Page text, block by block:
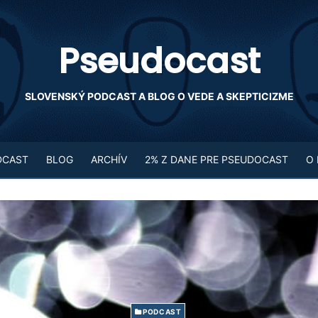
Pseudocast
SLOVENSKÝ PODCAST A BLOG O VEDE A SKEPTICIZME
BLOG ARCHÍV 2% Z DANE PRE PSEUDOCAST O
PODCAST